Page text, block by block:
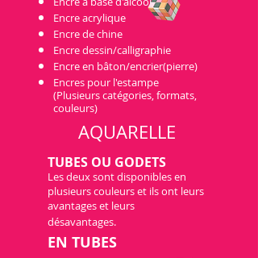
Encre acrylique
Encre de chine
Encre dessin/calligraphie
Encre en bâton/encrier(pierre)
Encres pour l'estampe
(Plusieurs catégories, formats,
couleurs)
AQUARELLE
TUBES OU GODETS
Les deux sont disponibles en
plusieurs couleurs et ils ont leurs
avantages et leurs
désavantages.
EN TUBES